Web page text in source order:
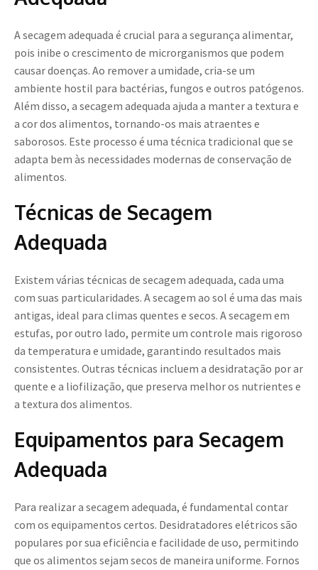
A secagem adequada é crucial para a segurança alimentar,
pois inibe o crescimento de microrganismos que podem
causar doenças. Ao remover a umidade, cria-se um
ambiente hostil para bactérias, fungos e outros patógenos.
Além disso, a secagem adequada ajuda a manter a textura e
a cor dos alimentos, tornando-os mais atraentes e
saborosos. Este processo é uma técnica tradicional que se
adapta bem às necessidades modernas de conservação de
alimentos.
Técnicas de Secagem
Adequada
Existem várias técnicas de secagem adequada, cada uma
com suas particularidades. A secagem ao sol é uma das mais
antigas, ideal para climas quentes e secos. A secagem em
estufas, por outro lado, permite um controle mais rigoroso
da temperatura e umidade, garantindo resultados mais
consistentes. Outras técnicas incluem a desidratação por ar
quente e a liofilização, que preserva melhor os nutrientes e
a textura dos alimentos.
Equipamentos para Secagem
Adequada
Para realizar a secagem adequada, é fundamental contar
com os equipamentos certos. Desidratadores elétricos são
populares por sua eficiência e facilidade de uso, permitindo
que os alimentos sejam secos de maneira uniforme. Fornos